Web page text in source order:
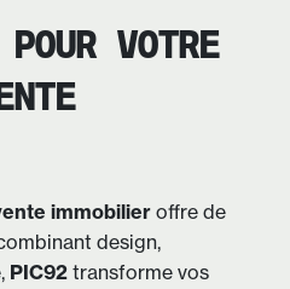
VOTRE
immobilier offre de
design,
PIC92 transforme vos